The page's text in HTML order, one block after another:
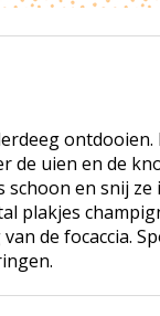
ontdooien.
de uien en de
schoon en snij
plakjes
de focaccia.